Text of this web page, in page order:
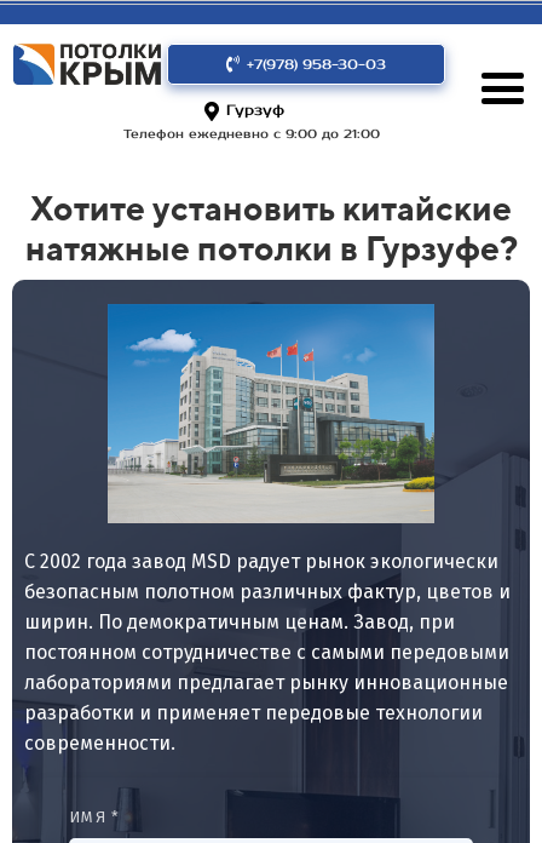
+7(978) 958-30-03
Гурзуф
Телефон ежедневно с 9:00 до 21:00
Хотите установить китайские
натяжные потолки в Гурзуфе?
С 2002 года завод MSD радует рынок экологически
безопасным полотном различных фактур, цветов и
ширин. По демократичным ценам. Завод, при
постоянном сотрудничестве с самыми передовыми
лабораториями предлагает рынку инновационные
разработки и применяет передовые технологии
современности.
ИМЯ *